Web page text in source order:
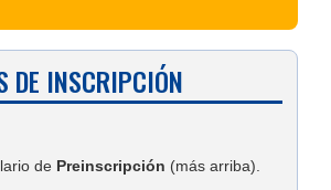
DE INSCRIPCIÓN
de Preinscripción (más arriba).